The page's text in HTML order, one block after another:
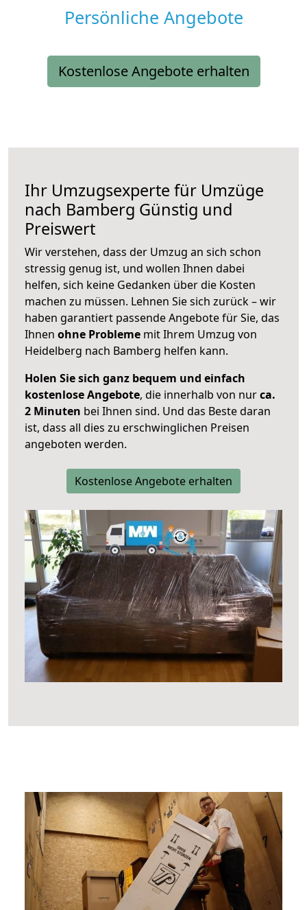
Persönliche Angebote
Kostenlose Angebote erhalten
Ihr Umzugsexperte für Umzüge
nach Bamberg Günstig und
Preiswert
Wir verstehen, dass der Umzug an sich schon
stressig genug ist, und wollen Ihnen dabei
helfen, sich keine Gedanken über die Kosten
machen zu müssen. Lehnen Sie sich zurück – wir
haben garantiert passende Angebote für Sie, das
Ihnen ohne Probleme mit Ihrem Umzug von
Heidelberg nach Bamberg helfen kann.
Holen Sie sich ganz bequem und einfach
kostenlose Angebote, die innerhalb von nurca.
2 Minuten bei Ihnen sind. Und das Beste daran
ist, dass all dies zu erschwinglichen Preisen
angeboten werden.
Kostenlose Angebote erhalten